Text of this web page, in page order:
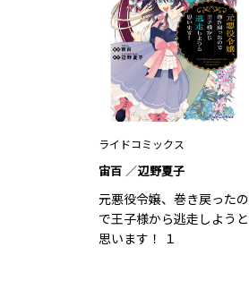
ライドコミックス
宙百 辺野夏子
元悪役令嬢、巻き戻ったの
で王子様から逃走しようと
思います！ １